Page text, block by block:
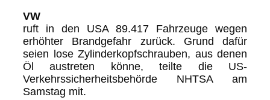
VW
ruft in den USA 89.417 Fahrzeuge wegen
erhöhter Brandgefahr zurück. Grund dafür
seien lose Zylinderkopfschrauben, aus denen
Öl austreten könne, teilte die US-
Verkehrssicherheitsbehörde NHTSA am
Samstag mit.